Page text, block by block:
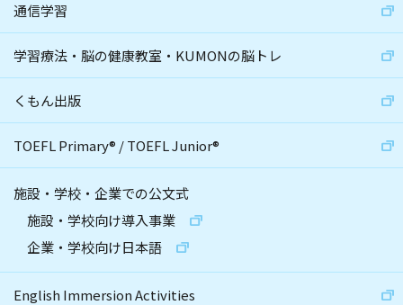
通信学習
学習療法・脳の健康教室・KUMONの脳トレ
くもん出版
TOEFL Primary® /TOEFL Junior®
施設・学校・企業での公文式
施設・学校向け導入事業
企業・学校向け日本語
English Immersion Activities